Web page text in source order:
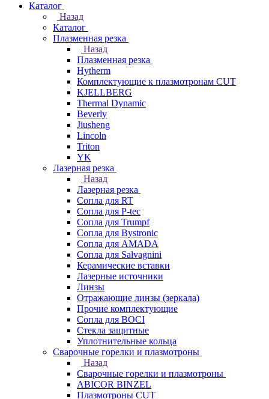
Каталог
Назад
Каталог
Плазменная резка
Назад
Плазменная резка
Hytherm
Комплектующие к плазмотронам CUT
KJELLBERG
Thermal Dynamic
Beverly
Jiusheng
Lincoln
Triton
YK
Лазерная резка
Назад
Лазерная резка
Сопла для RT
Сопла для P-tec
Сопла для Trumpf
Сопла для Bystronic
Сопла для AMADA
Сопла для Salvagnini
Керамические вставки
Лазерные источники
Линзы
Отражающие линзы (зеркала)
Прочие комплектующие
Сопла для BOCI
Стекла защитные
Уплотнительные кольца
Сварочные горелки и плазмотроны
Назад
Сварочные горелки и плазмотроны
ABICOR BINZEL
Плазмотроны CUT